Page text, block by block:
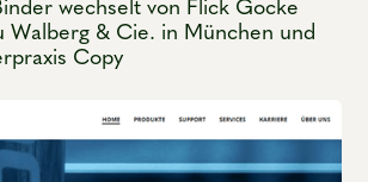
wechselt von Flick Gocke
Walberg & Cie. in München und
Copy